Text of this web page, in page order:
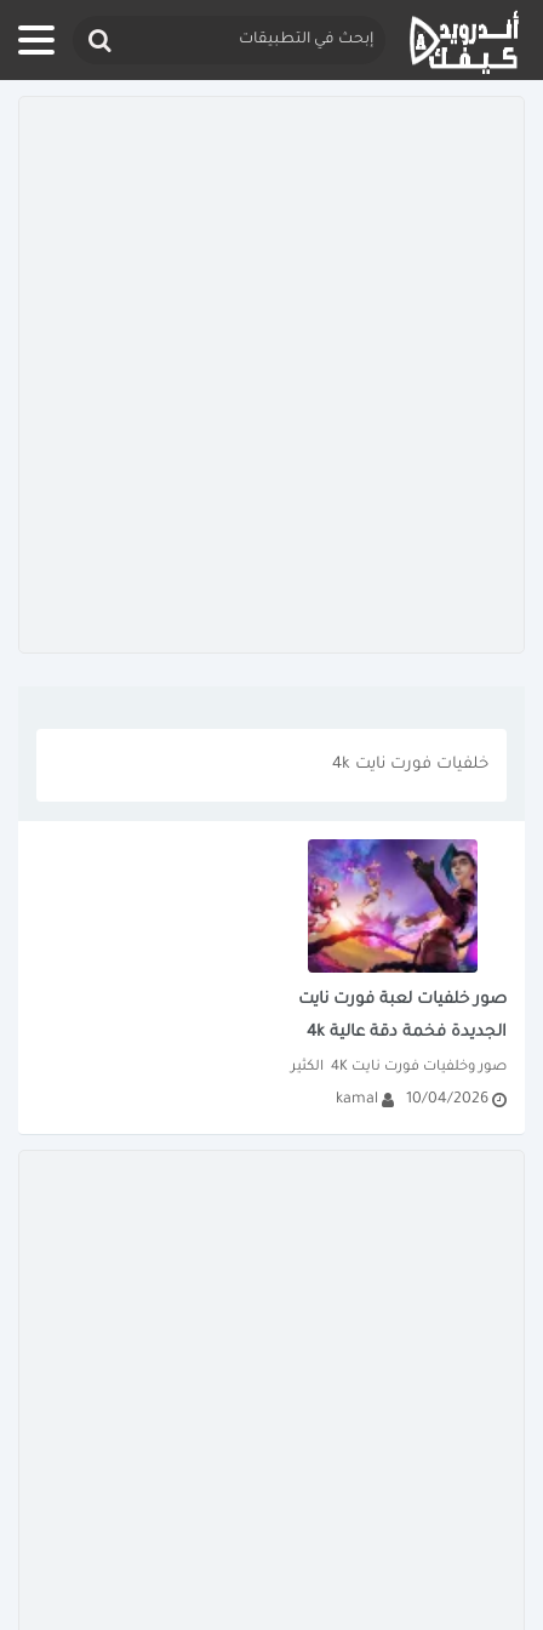
خلفيات فورت نايت 4k
صور خلفيات لعبة فورت نايت
الجديدة فخمة دقة عالية 4k
صور وخلفيات فورت نايت 4K  الكثير
وخلفيات عالية الدقة...
10/04/2026
kamal